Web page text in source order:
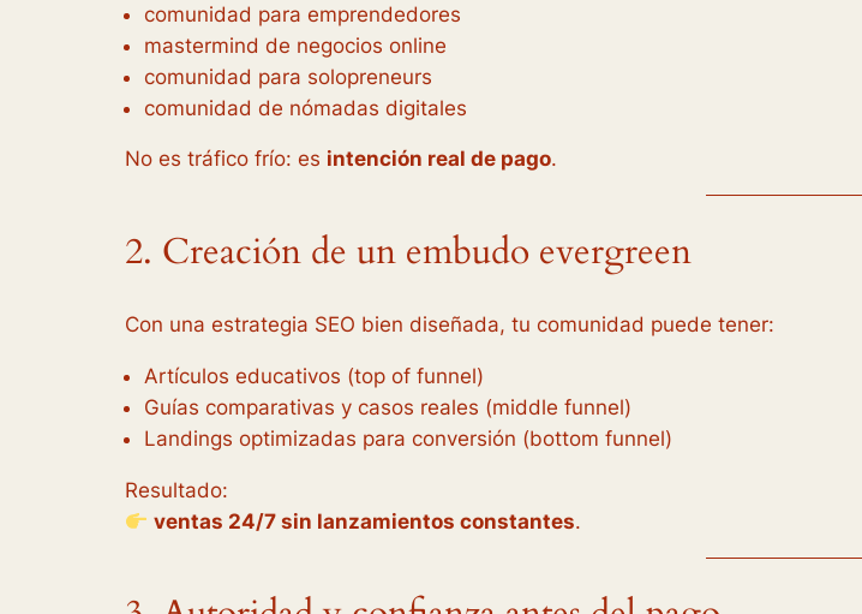
comunidad para emprendedores
mastermind de negocios online
comunidad para solopreneurs
comunidad de nómadas digitales
No es tráfico frío: es intención real de pago.
2. Creación de un embudo evergreen
Con una estrategia SEO bien diseñada, tu comunidad puede tener:
Artículos educativos (top of funnel)
Guías comparativas y casos reales (middle funnel)
Landings optimizadas para conversión (bottom funnel)
Resultado:
ventas 24/7 sin lanzamientos constantes.